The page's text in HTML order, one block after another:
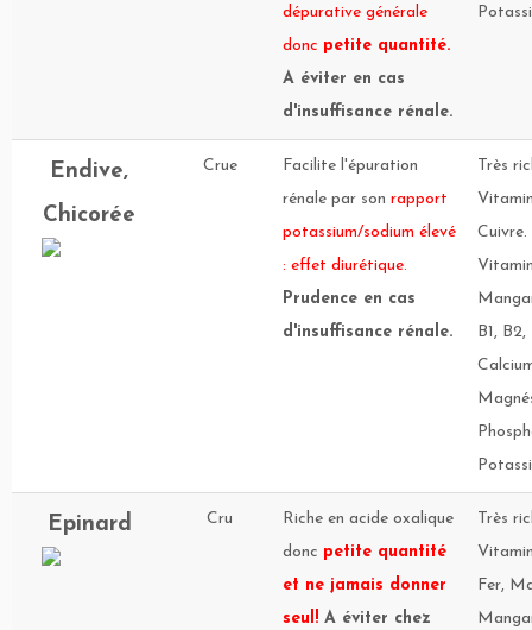
dépurative générale
donc petite quantité.
A éviter en cas
d'insuffisance rénale.
Endive,
Chicorée
Crue
Facilite l'épuration
rénale par son rapport
potassium/sodium élevé
: effet diurétique.
Prudence en cas
d'insuffisance rénale.
Très
Cuivre.
B1,
Epinard Cru
Riche en acide oxalique
donc petite quantité
et ne jamais donner
seul! A éviter chez
Très
Fer,